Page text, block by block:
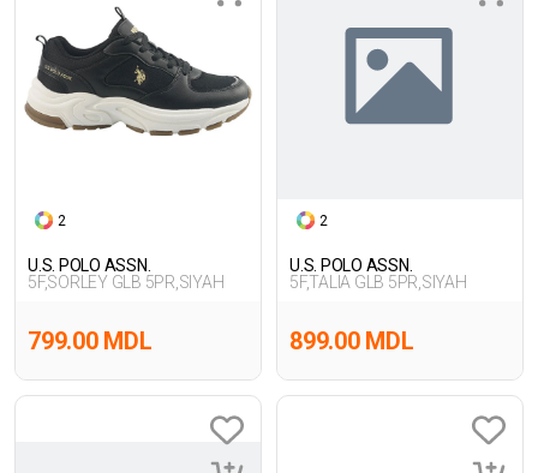
2
U.S. POLO ASSN.
5F,SORLEY GLB 5PR,SIYAH
799.00 MDL
2
U.S. POLO ASSN.
5F,TALIA GLB 5PR,SIYAH
899.00 MDL